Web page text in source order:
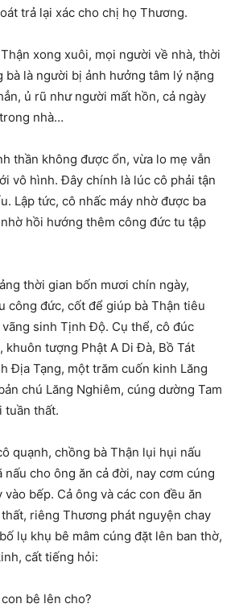
trả lại xác cho chị họ Thương.
xong xuôi, mọi người về nhà, thời
bà là người bị ảnh hưởng tâm lý nặng
ủ rũ như người mất hồn, cả ngày
nhà…
thần không được ổn, vừa lo mẹ vẫn
vô hình. Đây chính là lúc cô phải tận
Lập tức, cô nhấc máy nhờ được ba
hồi hướng thêm công đức tu tập
thời gian bốn mươi chín ngày,
công đức, cốt để giúp bà Thận tiêu
sinh Tịnh Độ. Cụ thể, cô đúc
khuôn tượng Phật A Di Đà, Bồ Tát
Địa Tạng, một trăm cuốn kinh Lăng
chú Lăng Nghiêm, cúng dường Tam
tuần thất.
quạnh, chồng bà Thận lụi hụi nấu
nấu cho ông ăn cả đời, nay cơm cúng
bếp. Cả ông và các con đều ăn
riêng Thương phát nguyện chay
lụ khụ bê mâm cúng đặt lên ban thờ,
cất tiếng hỏi:
bê lên cho?